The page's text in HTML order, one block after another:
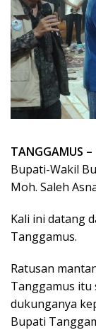
TANGGAMUS –
Bupati-Wakil
Moh. Saleh
Kali ini datang
Tanggamus.
Ratusan
Tanggamus itu
dukunganya
Bupati